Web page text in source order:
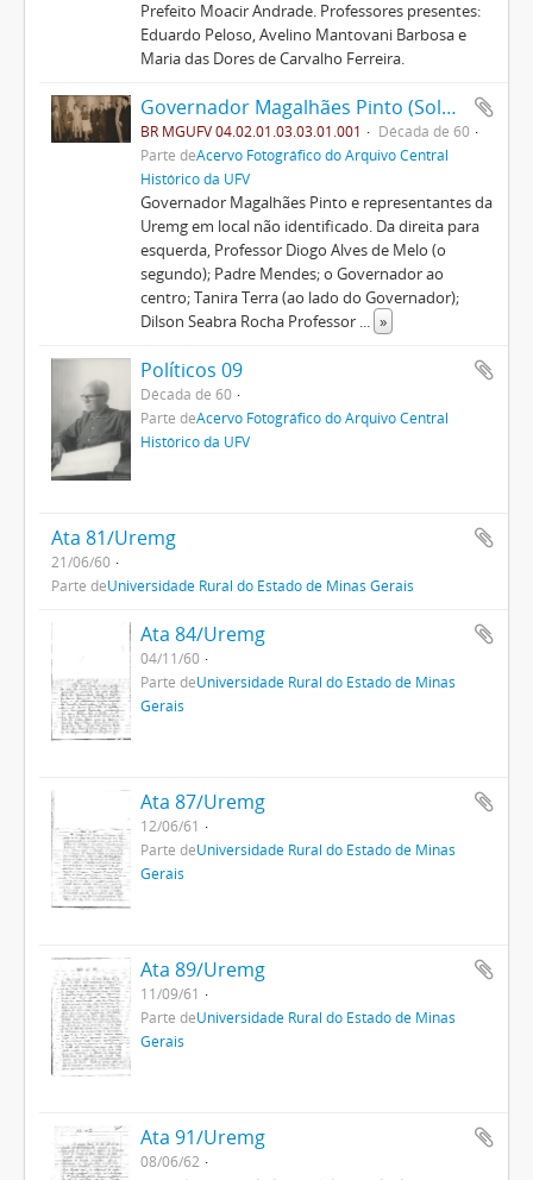
Prefeito Moacir Andrade. Professores presentes:
Eduardo Peloso, Avelino Mantovani Barbosa e
Maria das Dores de Carvalho Ferreira.
Governador Magalhães Pinto (Solenidades) 01
BR MGUFV 04.02.01.03.03.01.001
Década de 60
Parte deAcervo Fotográfico do Arquivo Central
Histórico da UFV
Governador Magalhães Pinto e representantes da
Uremg em local não identificado. Da direita para
esquerda, Professor Diogo Alves de Melo (o
segundo); Padre Mendes; o Governador ao
centro; Tanira Terra (ao lado do Governador);
Dilson Seabra Rocha Professor
»
Políticos 09
Década de 60
Parte deAcervo Fotográfico do Arquivo Central
Histórico da UFV
Ata 81/Uremg
21/06/60
Parte deUniversidade Rural do Estado de Minas Gerais
Ata 84/Uremg
04/11/60
Parte deUniversidade Rural do Estado de Minas
Gerais
Ata 87/Uremg
12/06/61
Parte deUniversidade Rural do Estado de Minas
Gerais
Ata 89/Uremg
11/09/61
Parte deUniversidade Rural do Estado de Minas
Gerais
Ata 91/Uremg
08/06/62